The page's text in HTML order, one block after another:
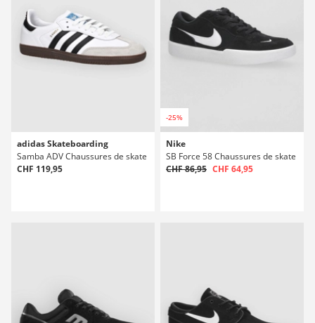
adidas Skateboarding
Samba ADV Chaussures de skate
CHF 119,95
-25%
Nike
SB Force 58 Chaussures de skate
CHF 86,95 CHF 64,95